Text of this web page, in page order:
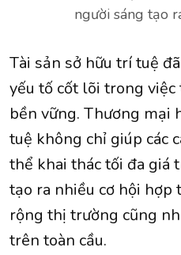
người sáng tạo
Tài sản sở hữu trí tuệ
yếu tố cốt lõi trong
bền vững. Thương mại
tuệ không chỉ giúp các
thể khai thác tối đa giá
tạo ra nhiều cơ hội hợp
rộng thị trường cũng
trên toàn cầu.